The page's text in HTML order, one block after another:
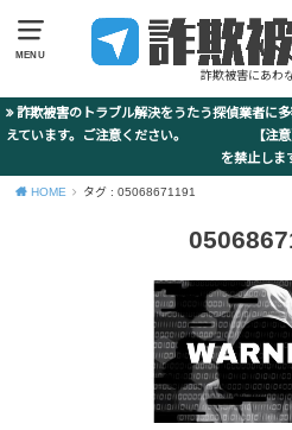
MENU
詐欺被害にあわ
詐欺被害のトラブル解決をうたう探偵業者に
えています。ご注意ください。 【注意】
を禁止しま
HOME タグ : 05068671191